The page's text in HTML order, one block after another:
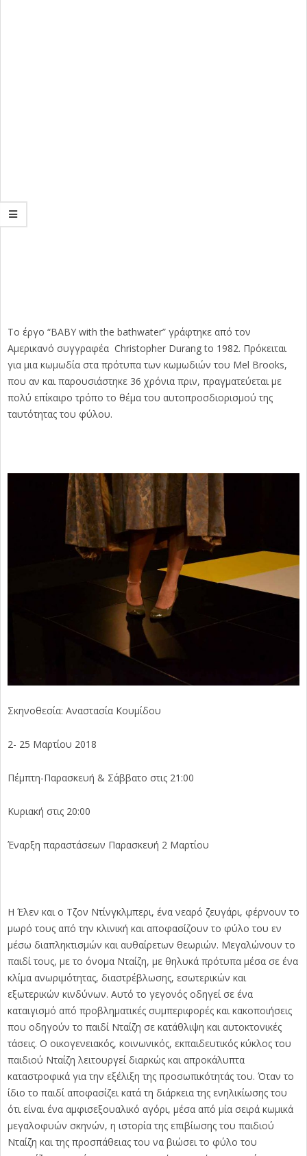
Το έργο “BABY with the bathwater” γράφτηκε από τον
Αμερικανό συγγραφέα Christopher Durang to 1982. Πρόκειται
για μια κωμωδία στα πρότυπα των κωμωδιών του Mel Brooks,
που αν και παρουσιάστηκε 36 χρόνια πριν, πραγματεύεται με
πολύ επίκαιρο τρόπο το θέμα του αυτοπροσδιορισμού της
ταυτότητας του φύλου.
Σκηνοθεσία: Αναστασία Κουμίδου
2- 25 Μαρτίου 2018
Πέμπτη-Παρασκευή & Σάββατο στις 21:00
Κυριακή στις 20:00
Έναρξη παραστάσεων Παρασκευή 2 Μαρτίου
Η Έλεν και ο Τζον Ντίνγκλμπερι, ένα νεαρό ζευγάρι, φέρνουν το
μωρό τους από την κλινική και αποφασίζουν το φύλο του εν
μέσω διαπληκτισμών και αυθαίρετων θεωριών. Μεγαλώνουν το
παιδί τους, με το όνομα Νταίζη, με θηλυκά πρότυπα μέσα σε ένα
κλίμα ανωριμότητας, διαστρέβλωσης, εσωτερικών και
εξωτερικών κινδύνων. Αυτό το γεγονός οδηγεί σε ένα
καταιγισμό από προβληματικές συμπεριφορές και κακοποιήσεις
που οδηγούν το παιδί Νταίζη σε κατάθλιψη και αυτοκτονικές
τάσεις. Ο οικογενειακός, κοινωνικός, εκπαιδευτικός κύκλος του
παιδιού Νταίζη λειτουργεί διαρκώς και απροκάλυπτα
καταστροφικά για την εξέλιξη της προσωπικότητάς του. Όταν το
ίδιο το παιδί αποφασίζει κατά τη διάρκεια της ενηλικίωσης του
ότι είναι ένα αμφισεξουαλικό αγόρι, μέσα από μία σειρά κωμικά
μεγαλοφυών σκηνών, η ιστορία της επιβίωσης του παιδιού
Νταίζη και της προσπάθειας του να βιώσει το φύλο του